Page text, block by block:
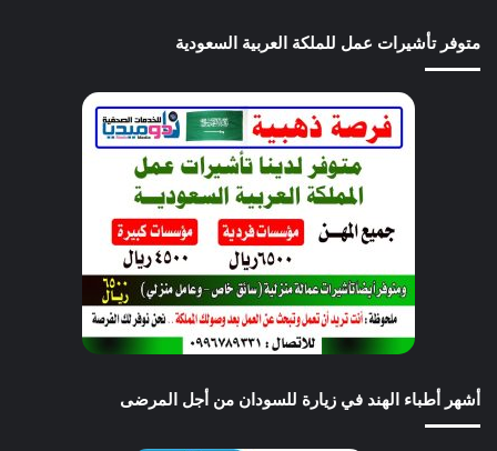
متوفر تأشيرات عمل للملكة العربية السعودية
أشهر أطباء الهند في زيارة للسودان من أجل المرضى